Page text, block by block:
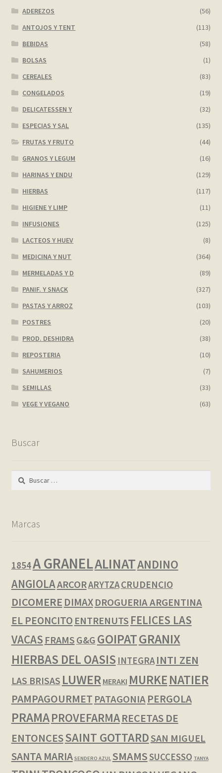
ADEREZOS
(56)
ANTOJOS Y TENT
(113)
BEBIDAS
(58)
BOLSAS
(1)
CEREALES
(83)
CONGELADOS
(19)
DELICATESSEN Y
(32)
ESPECIAS Y SAL
(135)
FRUTAS Y FRUTO
(44)
GRANOS Y LEGUM
(16)
HARINAS Y ENDU
(129)
HIERBAS
(117)
HIGIENE Y LIMP
(11)
INFUSIONES
(125)
LACTEOS Y HUEV
(8)
MEDICINA Y NUT
(364)
MERMELADAS Y D
(89)
PANIF. Y SNACK
(327)
PASTAS Y ARROZ
(103)
POSTRES
(20)
PROD. DESHIDRA
(38)
REPOSTERIA
(10)
SAHUMERIOS
(7)
SEMILLAS
(33)
VEGE Y VEGANO
(63)
Buscar
Buscar:
Marcas
1854A GRANELALINATANDINO
ANGIOLAARCORARYTZACRUDENCIO
DICOMERE DIMAX DROGUERIA ARGENTINA
EL PEONCITO ENTRENUTS FELICES LAS
VACAS FRAMS G&G GOIPATGRANIX
HIERBAS DEL OASIS INTEGRA INTI ZEN
LAS BRISAS LUWER MERAKI MURKENATIER
PAMPAGOURMET PATAGONIA PERGOLA
PRAMAPROVEFARMARECETAS DE
ENTONCESSAINT GOTTARDSAN MIGUEL
SANTA MARIA SENDERO AZUL SMAMSSUCCESSO TANYA